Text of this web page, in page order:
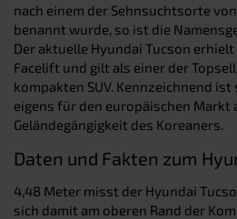
nach einem der Sehnsuchtsorte
benannt wurde, so ist die
Der aktuelle Hyundai Tucson
Facelift und gilt als einer der
kompakten SUV. Kennzeichnend
eigens für den europäischen Markt
Geländegängigkeit des Koreaners.
Daten und Fakten zum
4,48 Meter misst der Hyundai
sich damit am oberen Rand der